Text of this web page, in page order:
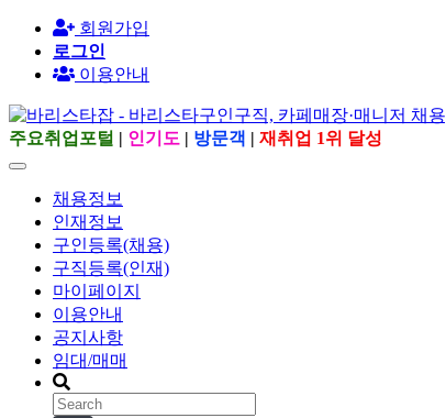
회원가입
로그인
이용안내
주요취업포털 | 인기도 | 방문객 | 재취업 1위 달성
채용정보
인재정보
구인등록(채용)
구직등록(인재)
마이페이지
이용안내
공지사항
임대/매매